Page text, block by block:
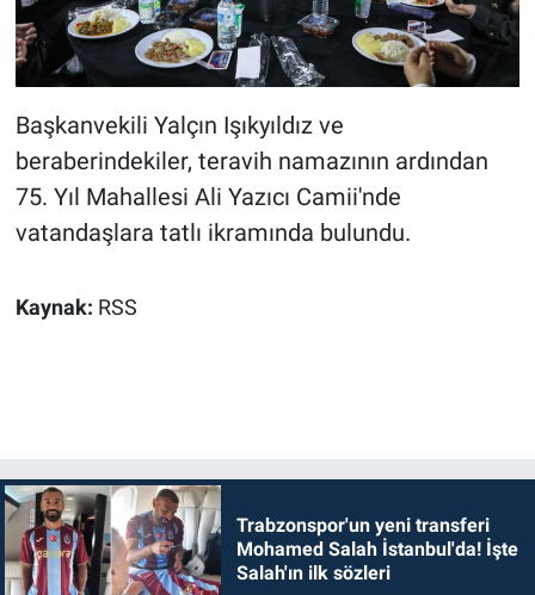
Başkanvekili Yalçın Işıkyıldız ve
beraberindekiler, teravih namazının ardından
75. Yıl Mahallesi Ali Yazıcı Camii'nde
vatandaşlara tatlı ikramında bulundu.
Kaynak: RSS
Trabzonspor'un yeni transferi
Mohamed Salah İstanbul'da! İşte
Salah'ın ilk sözleri